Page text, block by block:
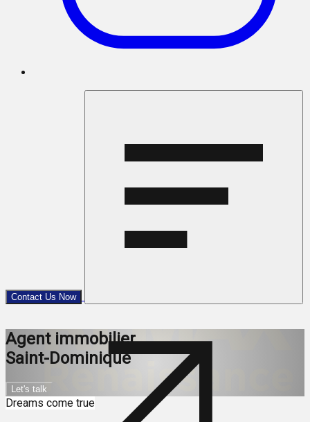
Contact Us Now
Agent immobilier
Saint-Dominique
Let's talk
Dreams come true